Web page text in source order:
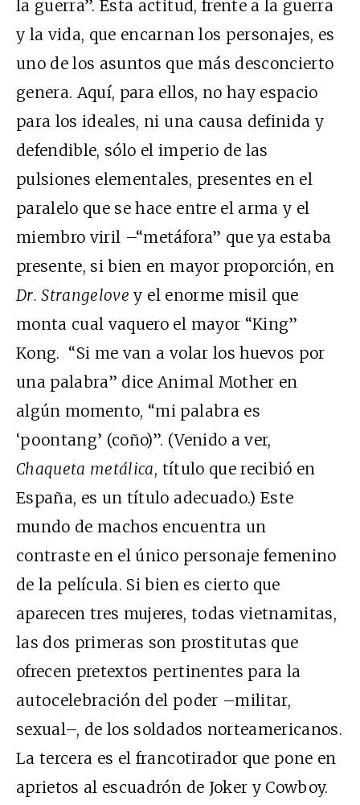
la guerra”. Esta actitud, frente a la guerra
y la vida, que encarnan los personajes, es
uno de los asuntos que más desconcierto
genera. Aquí, para ellos, no hay espacio
para los ideales, ni una causa definida y
defendible, sólo el imperio de las
pulsiones elementales, presentes en el
paralelo que se hace entre el arma y el
miembro viril –“metáfora” que ya estaba
presente, si bien en mayor proporción, en
Dr. Strangelove y el enorme misil que
monta cual vaquero el mayor “King”
Kong. “Si me van a volar los huevos por
una palabra” dice Animal Mother en
algún momento, “mi palabra es
‘poontang’ (coño)”. (Venido a ver,
Chaqueta metálica, título que recibió en
España, es un título adecuado.) Este
mundo de machos encuentra un
contraste en el único personaje femenino
de la película. Si bien es cierto que
aparecen tres mujeres, todas vietnamitas,
las dos primeras son prostitutas que
ofrecen pretextos pertinentes para la
autocelebración del poder –militar,
sexual–, de los soldados norteamericanos.
La tercera es el francotirador que pone en
aprietos al escuadrón de Joker y Cowboy.